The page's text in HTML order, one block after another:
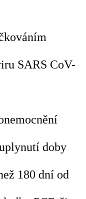
SARS CoV-
doby
180 dní od